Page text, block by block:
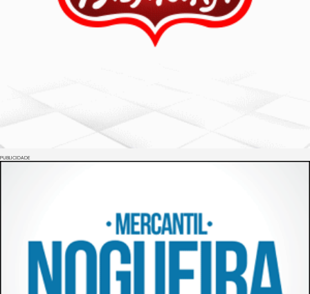
PUBLICIDADE